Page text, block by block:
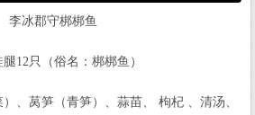
李冰郡守梆梆鱼
12只（俗名：梆梆鱼）
、莴笋（青笋）、蒜苗、 枸杞 、清汤、